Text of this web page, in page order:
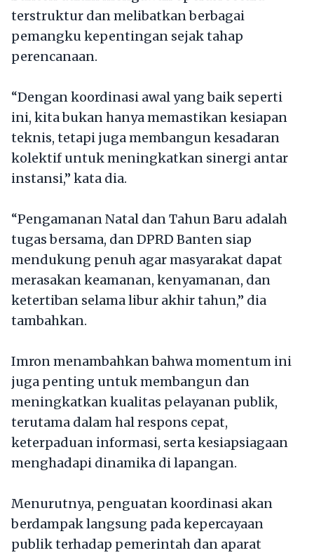
terstruktur dan melibatkan berbagai
pemangku kepentingan sejak tahap
perencanaan.
“Dengan koordinasi awal yang baik seperti
ini, kita bukan hanya memastikan kesiapan
teknis, tetapi juga membangun kesadaran
kolektif untuk meningkatkan sinergi antar
instansi,” kata dia.
“Pengamanan Natal dan Tahun Baru adalah
tugas bersama, dan DPRD Banten siap
mendukung penuh agar masyarakat dapat
merasakan keamanan, kenyamanan, dan
ketertiban selama libur akhir tahun,” dia
tambahkan.
Imron menambahkan bahwa momentum ini
juga penting untuk membangun dan
meningkatkan kualitas pelayanan publik,
terutama dalam hal respons cepat,
keterpaduan informasi, serta kesiapsiagaan
menghadapi dinamika di lapangan.
Menurutnya, penguatan koordinasi akan
berdampak langsung pada kepercayaan
publik terhadap pemerintah dan aparat